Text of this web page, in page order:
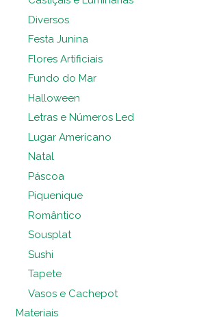
Diversos
Festa Junina
Flores Artificiais
Fundo do Mar
Halloween
Letras e Números Led
Lugar Americano
Natal
Páscoa
Piquenique
Romântico
Sousplat
Sushi
Tapete
Vasos e Cachepot
Materiais